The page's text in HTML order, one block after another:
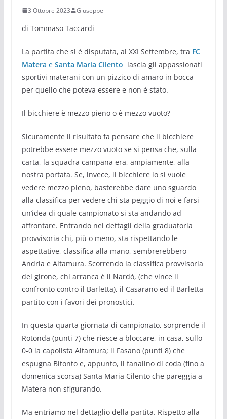
3 Ottobre 2023 Giuseppe
di Tommaso Taccardi
La partita che si è disputata, al XXI Settembre, tra FC
Matera e Santa Maria Cilento lascia gli appassionati
sportivi materani con un pizzico di amaro in bocca
per quello che poteva essere e non è stato.
Il bicchiere è mezzo pieno o è mezzo vuoto?
Sicuramente il risultato fa pensare che il bicchiere
potrebbe essere mezzo vuoto se si pensa che, sulla
carta, la squadra campana era, ampiamente, alla
nostra portata. Se, invece, il bicchiere lo si vuole
vedere mezzo pieno, basterebbe dare uno sguardo
alla classifica per vedere chi sta peggio di noi e farsi
un’idea di quale campionato si sta andando ad
affrontare. Entrando nei dettagli della graduatoria
provvisoria chi, più o meno, sta rispettando le
aspettative, classifica alla mano, sembrerebbero
Andria e Altamura. Scorrendo la classifica provvisoria
del girone, chi arranca è il Nardò, (che vince il
confronto contro il Barletta), il Casarano ed il Barletta
partito con i favori dei pronostici.
In questa quarta giornata di campionato, sorprende il
Rotonda (punti 7) che riesce a bloccare, in casa, sullo
0-0 la capolista Altamura; il Fasano (punti 8) che
espugna Bitonto e, appunto, il fanalino di coda (fino a
domenica scorsa) Santa Maria Cilento che pareggia a
Matera non sfigurando.
Ma entriamo nel dettaglio della partita. Rispetto alla